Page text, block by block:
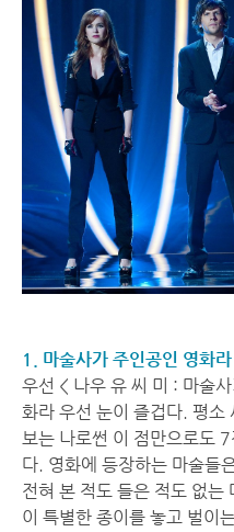
1. 마술사가 주인공인 영화라
우선 < 나우 유 씨 미 : 마술
화라 우선 눈이 즐겁다. 평소
보는 나로썬 이 점만으로도
다. 영화에 등장하는 마술들
전혀 본 적도 들은 적도 없는
이 특별한 종이를 놓고 벌이